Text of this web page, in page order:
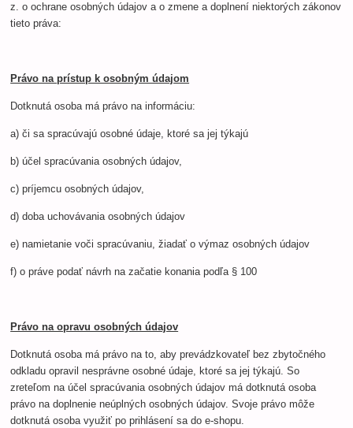
z. o ochrane osobných údajov a o zmene a doplnení niektorých zákonov
tieto práva:
Právo na prístup k osobným údajom
Dotknutá osoba má právo na informáciu:
a) či sa spracúvajú osobné údaje, ktoré sa jej týkajú
b) účel spracúvania osobných údajov,
c) príjemcu osobných údajov,
d) doba uchovávania osobných údajov
e) namietanie voči spracúvaniu, žiadať o výmaz osobných údajov
f) o práve podať návrh na začatie konania podľa § 100
Právo na opravu osobných údajov
Dotknutá osoba má právo na to, aby prevádzkovateľ bez zbytočného
odkladu opravil nesprávne osobné údaje, ktoré sa jej týkajú. So
zreteľom na účel spracúvania osobných údajov má dotknutá osoba
právo na doplnenie neúplných osobných údajov. Svoje právo môže
dotknutá osoba využiť po prihlásení sa do e-shopu.